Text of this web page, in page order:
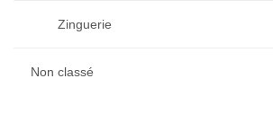
Zinguerie
Non classé